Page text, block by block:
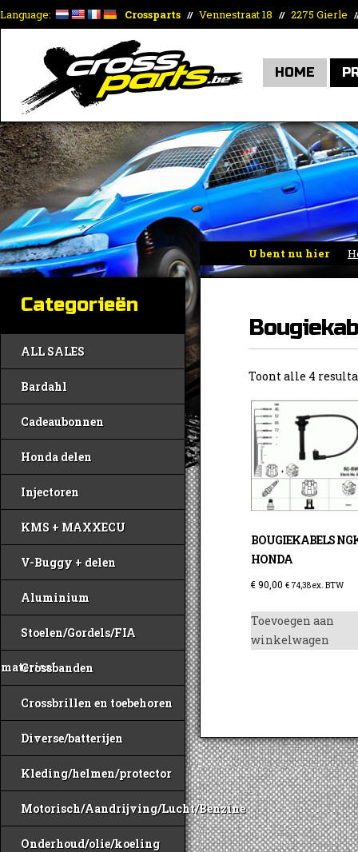
Language: Crossparts // Vennestraat 18 // 2275 Gierle
HOME
U bent nu hier
Categorieën
ALL SALES
Bardahl
Cadeaubonnen
Honda delen
Injectoren
KMS + MAXXECU
V-Buggy + delen
Aluminium
Stoelen/Gordels/FIA
materiaal
Crossbanden
Crossbrillen en toebehoren
Diverse/batterijen
Kleding/helmen/protector
Motorisch/Aandrijving/Lucht/Benzine
Onderhoud/olie/koeling
Toont alle 4
BOUGIEKABELS
HONDA
€90,00 € 74,38ex. BTW
Toevoegen aan
winkelwagen